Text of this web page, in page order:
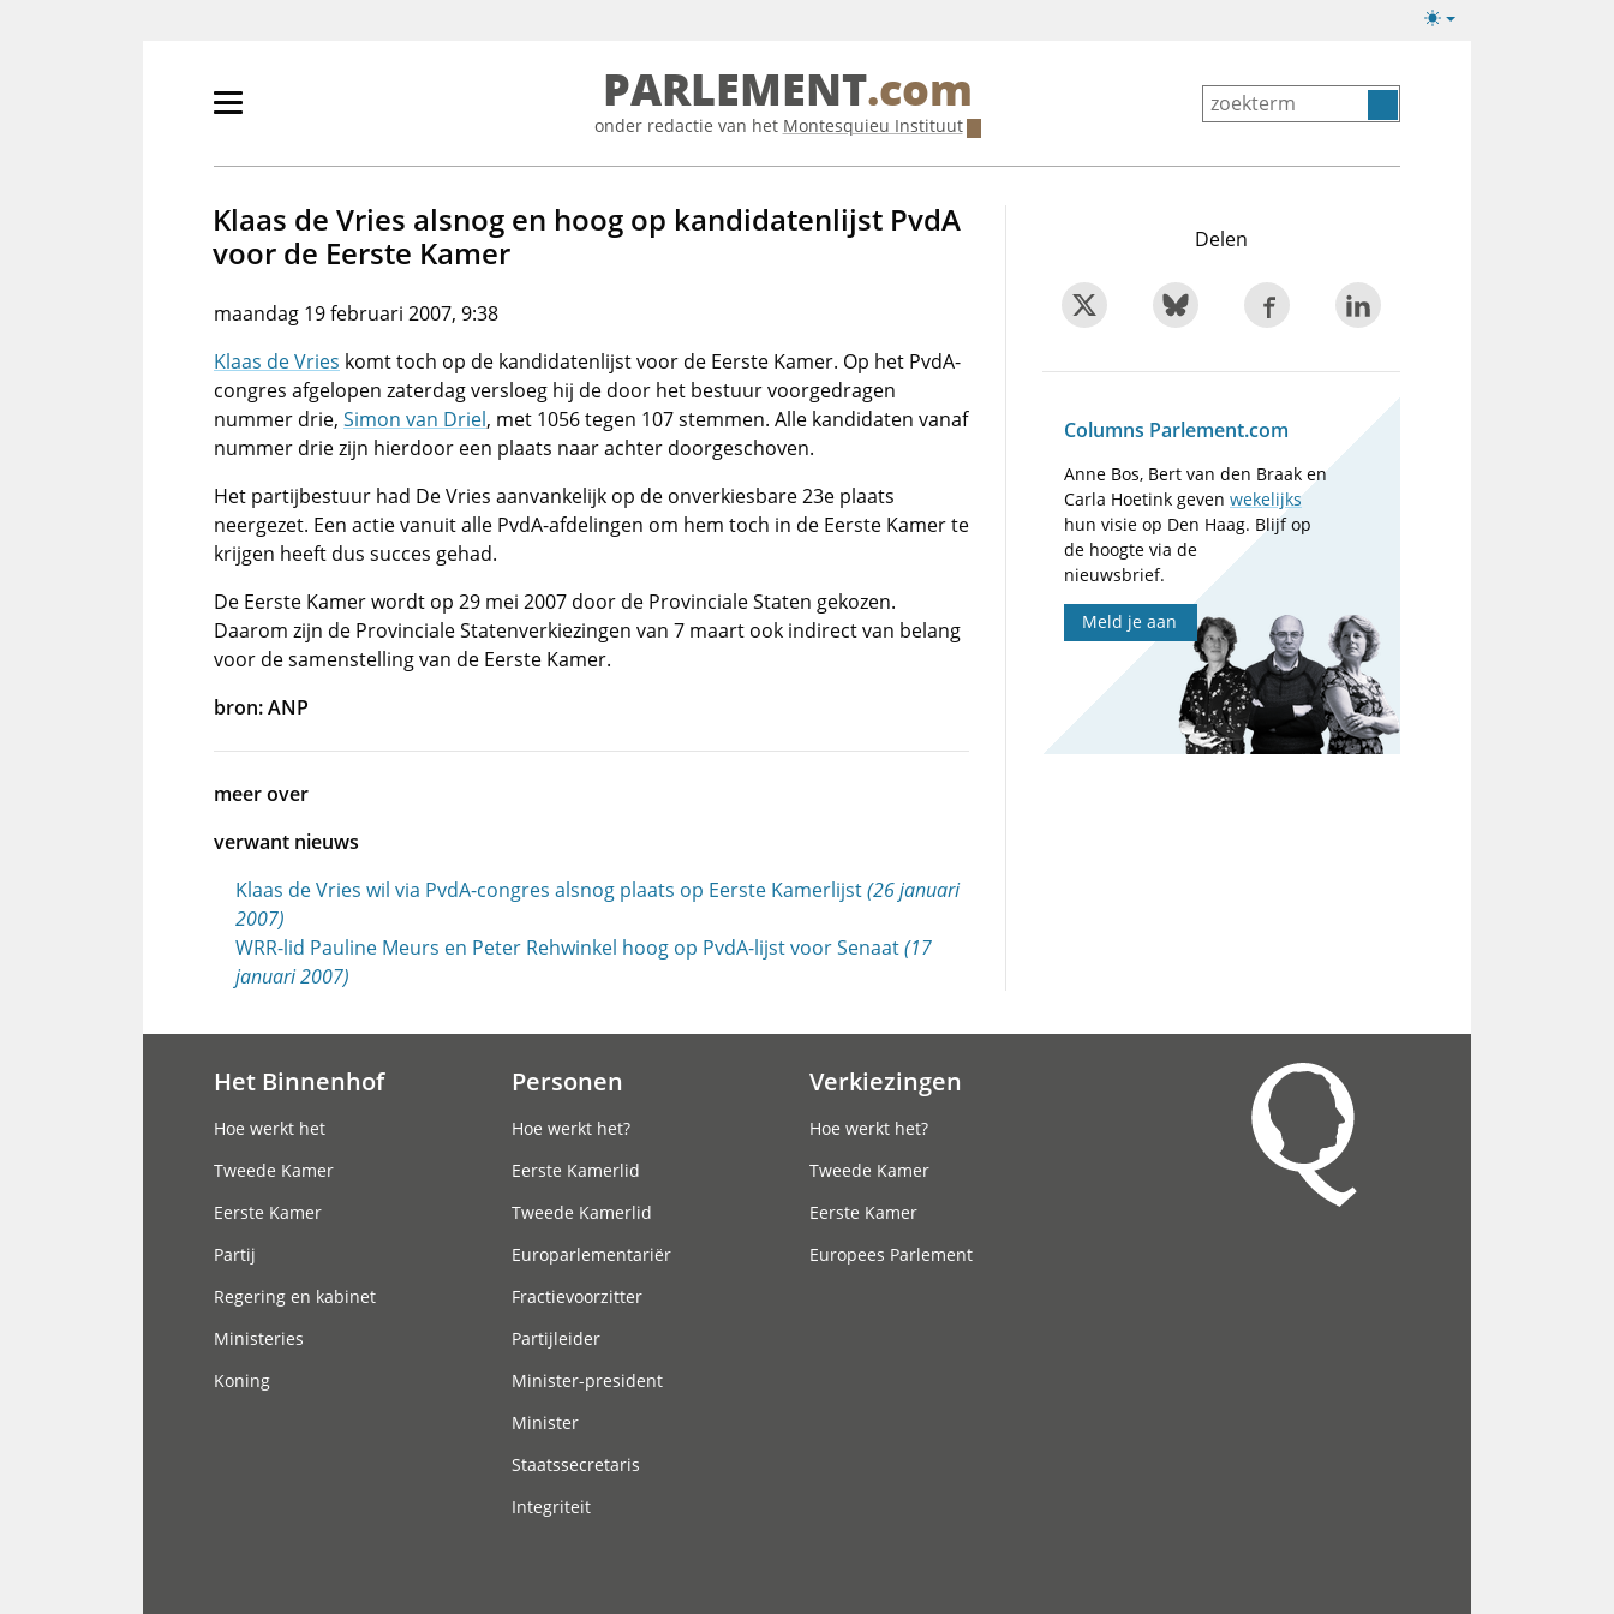
Lichte/donkere
Primair
tonen/verbergen
PARLEMENT.com
onder redactie van het Montesquieu Instituut
Klaas de Vries alsnog en hoog op kandidatenlijst PvdA
voor de Eerste Kamer
maandag 19 februari 2007, 9:38
Klaas de Vries komt toch op de kandidatenlijst voor de Eerste Kamer. Op het PvdA-
congres afgelopen zaterdag versloeg hij de door het bestuur voorgedragen
nummer drie, Simon van Driel, met 1056 tegen 107 stemmen. Alle kandidaten vanaf
nummer drie zijn hierdoor een plaats naar achter doorgeschoven.
Het partijbestuur had De Vries aanvankelijk op de onverkiesbare 23e plaats
neergezet. Een actie vanuit alle PvdA-afdelingen om hem toch in de Eerste Kamer te
krijgen heeft dus succes gehad.
De Eerste Kamer wordt op 29 mei 2007 door de Provinciale Staten gekozen.
Daarom zijn de Provinciale Statenverkiezingen van 7 maart ook indirect van belang
voor de samenstelling van de Eerste Kamer.
bron: ANP
meer over
verwant nieuws
Klaas de Vries wil via PvdA-congres alsnog plaats op Eerste Kamerlijst(26 januari
2007)
WRR-lid Pauline Meurs en Peter Rehwinkel hoog op PvdA-lijst voor Senaat(17
januari 2007)
Delen
Columns Parlement.com
Anne Bos, Bert van den Braak en
Carla Hoetink gevenwekelijks
hun visie op Den Haag. Blijf op
de hoogte via de
nieuwsbrief.
Meld je aan
Het Binnenhof
Hoe werkt het
Tweede Kamer
Eerste Kamer
Partij
Regering en kabinet
Ministeries
Koning
Personen
Hoe werkt het?
Eerste Kamerlid
Tweede Kamerlid
Europarlementariër
Fractievoorzitter
Partijleider
Minister-president
Minister
Staatssecretaris
Integriteit
Verkiezingen
Hoe werkt het?
Tweede Kamer
Eerste Kamer
Europees Parlement